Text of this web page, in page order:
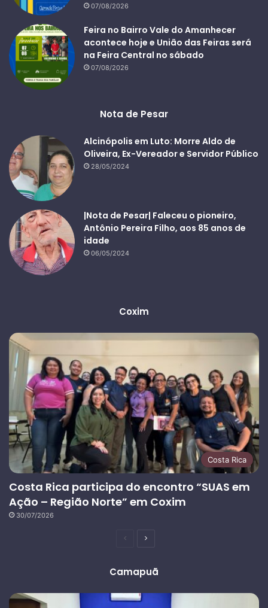
07/08/2026
Feira no Bairro Vale do Amanhecer
acontece hoje e União das Feiras será
na Feira Central no sábado
07/08/2026
Nota de Pesar
Alcinópolis em Luto: Morre Aldo de
Oliveira, Ex-Vereador e Servidor Público
28/05/2024
|Nota de Pesar| Faleceu o pioneiro,
Antônio Pereira Filho, aos 85 anos de
idade
06/05/2024
Coxim
Costa Rica
Costa Rica participa do encontro “SUAS em
Ação – Região Norte” em Coxim
30/07/2026
PáginaPróxima
Camapuã